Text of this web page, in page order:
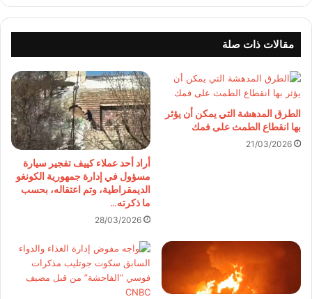
مقالات ذات صلة
الطرق المدهشة التي يمكن أن يؤثر
بها انقطاع الطمث على فمك
21/03/2026
أراد أحد عملاء كييف تفجير سيارة
مسؤول في إدارة جمهورية الكونغو
الديمقراطية، وتم اعتقاله، بحسب
ما ذكرته…
28/03/2026